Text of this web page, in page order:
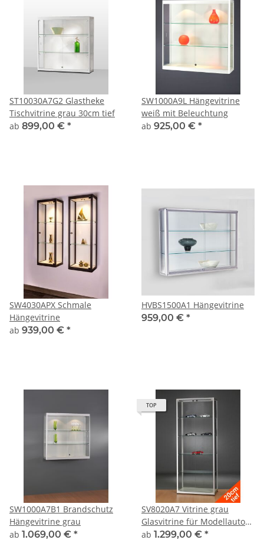
ST10030A7G2 Glastheke
Tischvitrine grau 30cm tief
ab 899,00 € *
SW1000A9L Hängevitrine
weiß mit Beleuchtung
ab 925,00 € *
SW4030APX Schmale
Hängevitrine
ab 939,00 € *
HVBS1500A1 Hängevitrine
959,00 € *
SW1000A7B1 Brandschutz
Hängevitrine grau
ab 1.069,00 € *
TOP
SV8020A7 Vitrine grau
Glasvitrine für Modellautos
Präsentationsvitrine
ab 1.299,00 € *